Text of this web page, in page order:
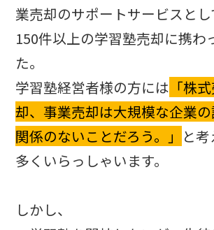
業売却のサポートサービスと
150件以上の学習塾売却に携わ
た。
学習塾経営者様の方には 「株
却、事業売却は大規模な企業
関係のないことだろう。」 と
多くいらっしゃいます。
しかし、